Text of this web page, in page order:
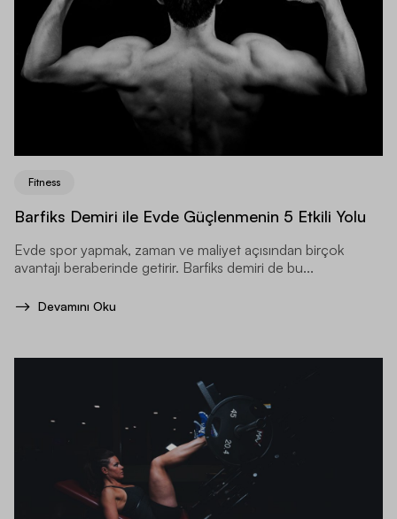
Fitness
Barfiks Demiri ile Evde Güçlenmenin 5 Etkili Yolu
Evde spor yapmak, zaman ve maliyet açısından birçok
avantajı beraberinde getirir. Barfiks demiri de bu...
Devamını Oku